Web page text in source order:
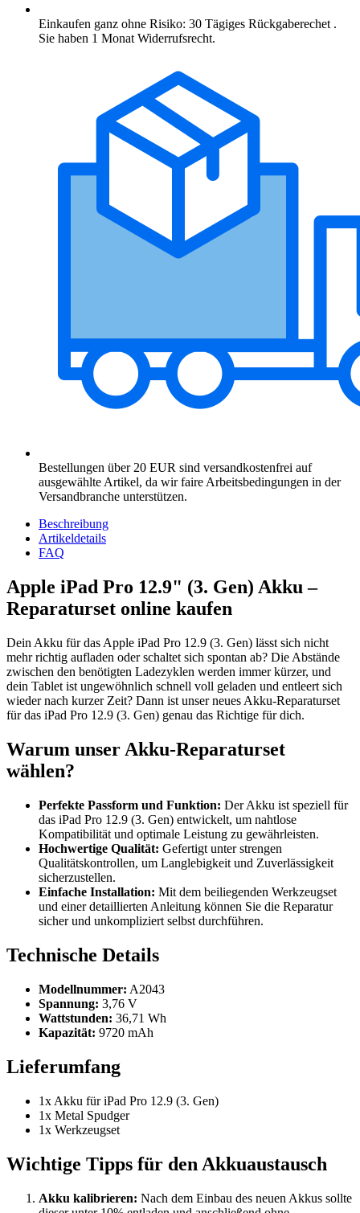
Einkaufen ganz ohne Risiko: 30 Tägiges Rückgaberechet .
Sie haben 1 Monat Widerrufsrecht.
Bestellungen über 20 EUR sind versandkostenfrei auf
ausgewählte Artikel, da wir faire Arbeitsbedingungen in der
Versandbranche unterstützen.
Beschreibung
Artikeldetails
FAQ
Apple iPad Pro 12.9" (3. Gen) Akku –
Reparaturset online kaufen
Dein Akku für das Apple iPad Pro 12.9 (3. Gen) lässt sich nicht
mehr richtig aufladen oder schaltet sich spontan ab? Die Abstände
zwischen den benötigten Ladezyklen werden immer kürzer, und
dein Tablet ist ungewöhnlich schnell voll geladen und entleert sich
wieder nach kurzer Zeit? Dann ist unser neues Akku-Reparaturset
für das iPad Pro 12.9 (3. Gen) genau das Richtige für dich.
Warum unser Akku-Reparaturset
wählen?
Perfekte Passform und Funktion: Der Akku ist speziell für
das iPad Pro 12.9 (3. Gen) entwickelt, um nahtlose
Kompatibilität und optimale Leistung zu gewährleisten.
Hochwertige Qualität: Gefertigt unter strengen
Qualitätskontrollen, um Langlebigkeit und Zuverlässigkeit
sicherzustellen.
Einfache Installation: Mit dem beiliegenden Werkzeugset
und einer detaillierten Anleitung können Sie die Reparatur
sicher und unkompliziert selbst durchführen.
Technische Details
Modellnummer: A2043
Spannung: 3,76 V
Wattstunden: 36,71 Wh
Kapazität: 9720 mAh
Lieferumfang
1x Akku für iPad Pro 12.9 (3. Gen)
1x Metal Spudger
1x Werkzeugset
Wichtige Tipps für den Akkuaustausch
Akku kalibrieren: Nach dem Einbau des neuen Akkus sollte